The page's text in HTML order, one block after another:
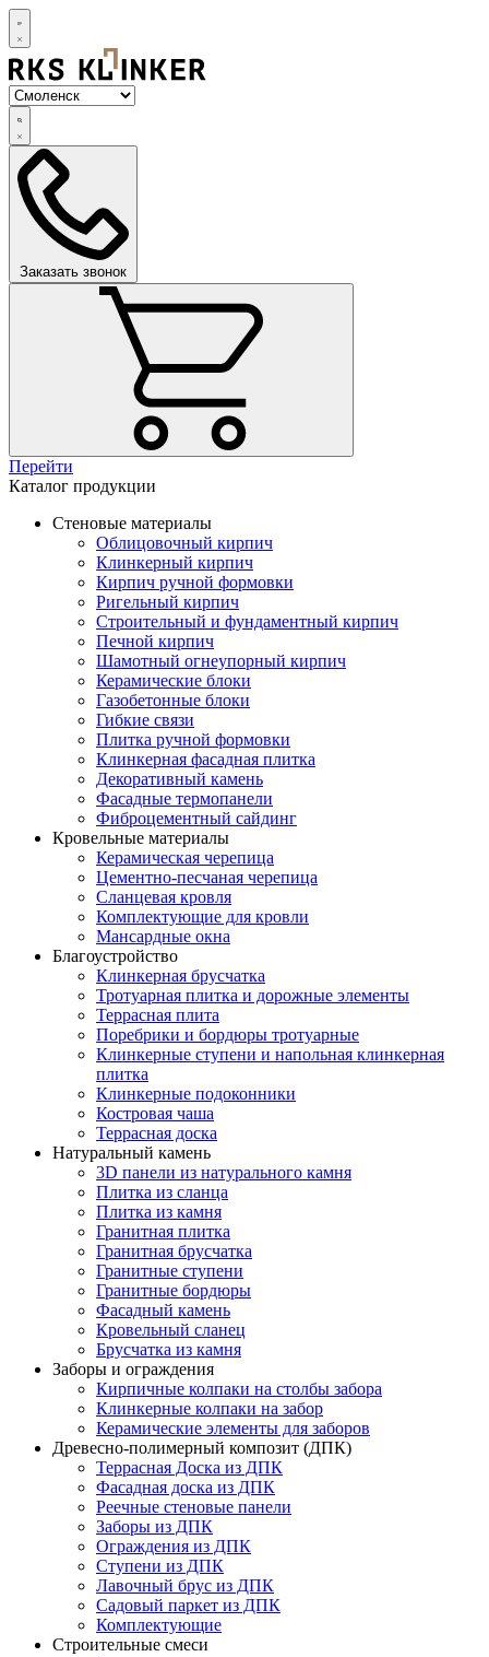
Заказать звонок
Перейти
Каталог продукции
Стеновые материалы
Облицовочный кирпич
Клинкерный кирпич
Кирпич ручной формовки
Ригельный кирпич
Строительный и фундаментный кирпич
Печной кирпич
Шамотный огнеупорный кирпич
Керамические блоки
Газобетонные блоки
Гибкие связи
Плитка ручной формовки
Клинкерная фасадная плитка
Декоративный камень
Фасадные термопанели
Фиброцементный сайдинг
Кровельные материалы
Керамическая черепица
Цементно-песчаная черепица
Сланцевая кровля
Комплектующие для кровли
Мансардные окна
Благоустройство
Клинкерная брусчатка
Тротуарная плитка и дорожные элементы
Террасная плита
Поребрики и бордюры тротуарные
Клинкерные ступени и напольная клинкерная
плитка
Клинкерные подоконники
Костровая чаша
Террасная доска
Натуральный камень
3D панели из натурального камня
Плитка из сланца
Плитка из камня
Гранитная плитка
Гранитная брусчатка
Гранитные ступени
Гранитные бордюры
Фасадный камень
Кровельный сланец
Брусчатка из камня
Заборы и ограждения
Кирпичные колпаки на столбы забора
Клинкерные колпаки на забор
Керамические элементы для заборов
Древесно-полимерный композит (ДПК)
Террасная Доска из ДПК
Фасадная доска из ДПК
Реечные стеновые панели
Заборы из ДПК
Ограждения из ДПК
Ступени из ДПК
Лавочный брус из ДПК
Садовый паркет из ДПК
Комплектующие
Строительные смеси